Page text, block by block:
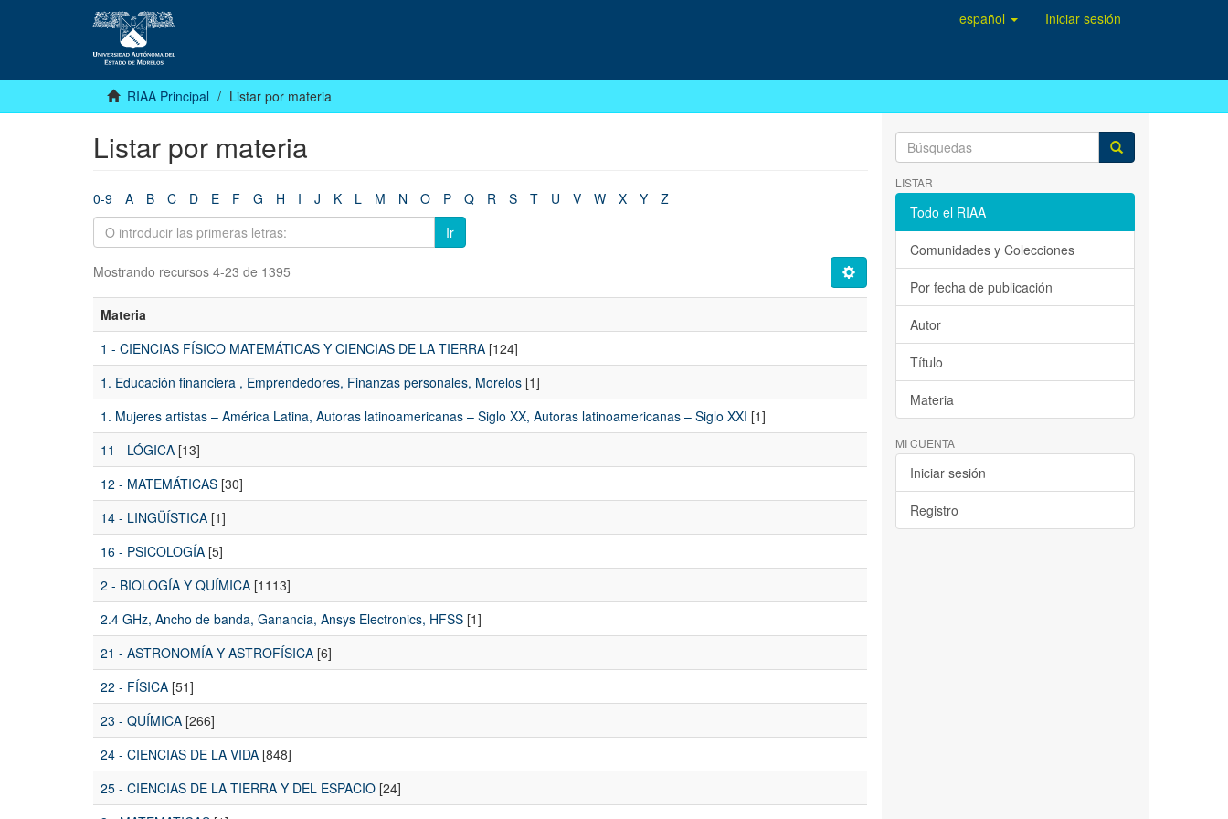
español Iniciar sesión
RIAA Principal Listar por materia
Listar por materia
0-9 A B C D E F G H I J K L M N O P Q R S T U V W X Y
Z
Ir
Mostrando recursos 4-23 de 1395
Materia
1 - CIENCIAS FÍSICO MATEMÁTICAS Y CIENCIAS DE LA TIERRA [124]
1. Educación financiera , Emprendedores, Finanzas personales, Morelos [1]
1. Mujeres artistas – América Latina, Autoras latinoamericanas – Siglo XX, Autoras latinoamericanas – Siglo XXI [1]
11 - LÓGICA [13]
12 - MATEMÁTICAS [30]
14 - LINGÜÍSTICA [1]
16 - PSICOLOGÍA [5]
2 - BIOLOGÍA Y QUÍMICA [1113]
2.4 GHz, Ancho de banda, Ganancia, Ansys Electronics, HFSS [1]
21 - ASTRONOMÍA Y ASTROFÍSICA [6]
22 - FÍSICA [51]
23 - QUÍMICA [266]
24 - CIENCIAS DE LA VIDA [848]
25 - CIENCIAS DE LA TIERRA Y DEL ESPACIO [24]
LISTAR
Todo el RIAA
Comunidades y Colecciones
Por fecha de publicación
Autor
Título
Materia
MI CUENTA
Iniciar sesión
Registro